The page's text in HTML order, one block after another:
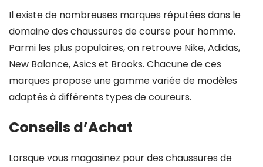
Il existe de nombreuses marques réputées dans le
domaine des chaussures de course pour homme.
Parmi les plus populaires, on retrouve Nike, Adidas,
New Balance, Asics et Brooks. Chacune de ces
marques propose une gamme variée de modèles
adaptés à différents types de coureurs.
Conseils d’Achat
Lorsque vous magasinez pour des chaussures de